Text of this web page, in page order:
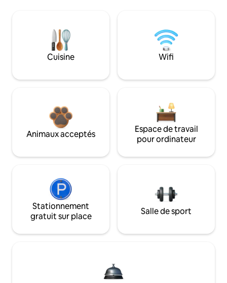
Cuisine Wifi
Animaux acceptés
Espace de travail
pour ordinateur
Stationnement
gratuit sur place
Salle de sport